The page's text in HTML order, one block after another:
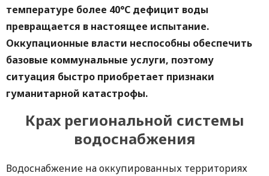
температуре более 40°C дефицит воды
превращается в настоящее испытание.
Оккупационные власти неспособны обеспечить
базовые коммунальные услуги, поэтому
ситуация быстро приобретает признаки
гуманитарной катастрофы.
Крах региональной системы
водоснабжения
Водоснабжение на оккупированных территориях